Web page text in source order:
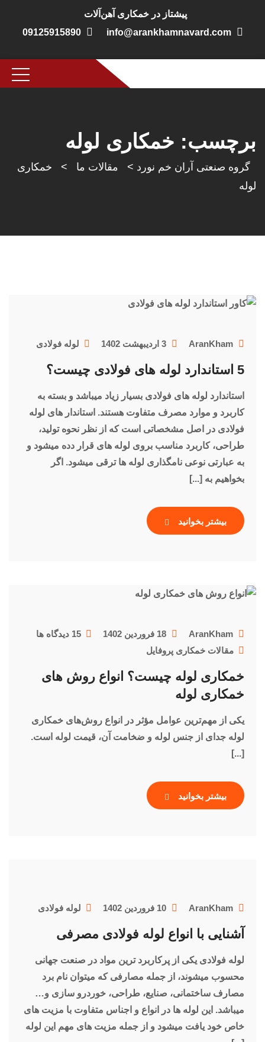
پیشتاز در خمکاری آهن‌آلات
info@arankhamnavard.com
09125915890
برچسب: خمکاری لوله
گروه صنعتی آران خم نورد > مقالات ما >
خمکاری
لوله
AranKham 3 اردیبهشت 1402 لوله فولادی
5 استاندارد لوله های فولادی چیست؟
استاندارد لوله های فولادی بسیار زیاد میباشد و بسته به
کاربرد و موارد مصرف متفاوت هستند. استاندار های لوله
فولادی در اصل مشخصاتی است که از نظر نحوه تولید،
طراحی، کاربرد مناسب بروی لوله های قرار دده میشود و
به عبارتی نوعی نامگذاری لوله ها ترقی میشود. اگر
بخواهیم به [...]
بیشتر بخوانید
AranKham 18 فروردین 1402 15 دیدگاه ها
مقالات خمکاری پروفایل
خمکاری لوله چیست؟ انواع روش های
خمکاری لوله
یکی از مهم‌ترین عوامل مؤثر در انواع روش‌های خمکاری
لوله جدای از جنس لوله و ضخامت آن، قیمت لوله است.
[...]
بیشتر بخوانید
AranKham 10 فروردین 1402 لوله فولادی
آشنایی با انواع لوله فولادی مصرفی
لوله فولادی یکی از پرکاربرد ترین مواد در صنعت جهانی
محسوب میشوند، از جمله مصارفی که میتوان نام برد
مصارف ساختمانی، صنایع، طراحی، خوردرو سازی و…
میباشد. این لوله ها در انواع و اجناس متفاوت با مزیت های
خاص خود یافت میشود و از جمله مزیت های مهم این لوله